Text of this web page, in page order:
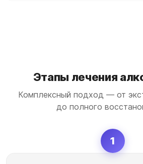
Этапы лечения
Комплексный подход — от
до полного
1